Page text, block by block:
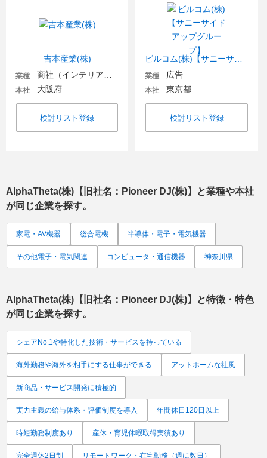
吉本産業(株)
業種
本社 大阪府
検討リスト登録
業種 広告
本社 東京都
検討リスト登録
AlphaTheta(株)【旧社名：Pioneer DJ(株)】
と業種や本社
が同じ企業を探す。
家電・AV機器 総合電機 半導体・電子・電気機器
その他電子・電気関連 コンピュータ・通信機器 神奈川県
AlphaTheta(株)【旧社名：Pioneer DJ(株)】
と特徴・特色
が同じ企業を探す。
シェアNo.1や特化した技術・サービスを持っている
海外勤務や海外を相手にする仕事ができる アットホームな社風
新商品・サービス開発に積極的
実力主義の給与体系・評価制度を導入 年間休日120日以上
時短勤務制度あり 産休・育児休暇取得実績あり
完全週休2日制 リモートワーク・在宅勤務（週に数日）